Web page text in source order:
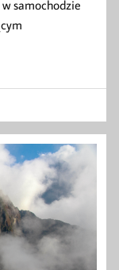
samochodzie